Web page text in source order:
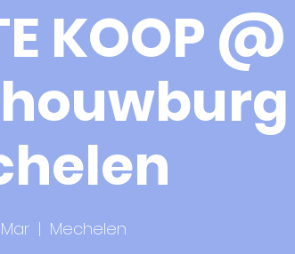
KOOP @
  |
Mechelen